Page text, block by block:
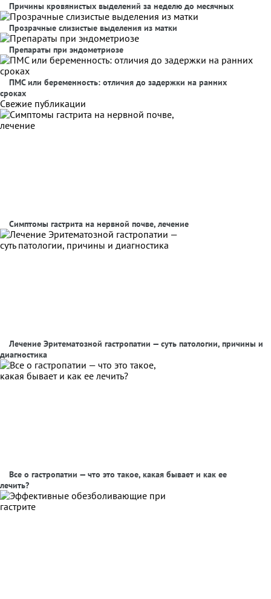
Причины кровянистых выделений за неделю до месячных
Прозрачные слизистые выделения из матки
Препараты при эндометриозе
ПМС или беременность: отличия до задержки на ранних
сроках
Свежие публикации
Симптомы гастрита на нервной почве, лечение
Лечение Эритематозной гастропатии — суть патологии, причины и
диагностика
Все о гастропатии — что это такое, какая бывает и как ее
лечить?